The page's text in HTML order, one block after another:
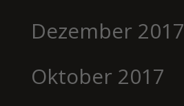
Dezember 2017
Oktober 2017